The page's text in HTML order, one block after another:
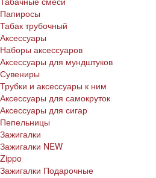
Папиросы
Табак трубочный
Аксессуары
Наборы аксессуаров
Аксессуары для мундштуков
Сувениры
Трубки и аксессуары к ним
Аксессуары для самокруток
Аксессуары для сигар
Пепельницы
Зажигалки
Зажигалки NEW
Zippo
Зажигалки Подарочные